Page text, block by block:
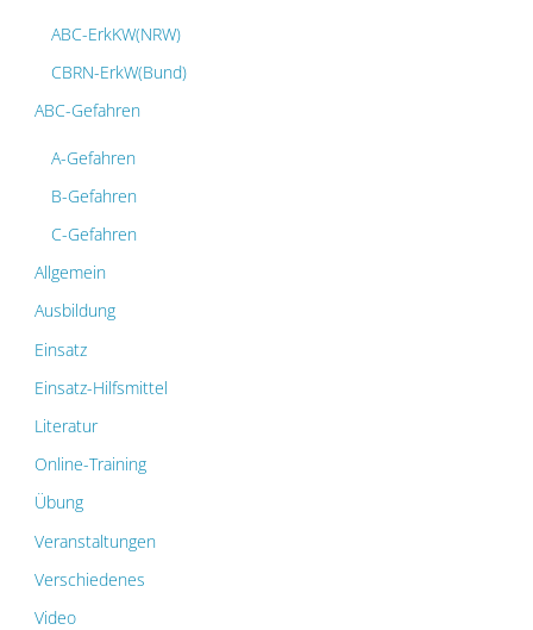
ABC-ErkKW(NRW)
CBRN-ErkW(Bund)
ABC-Gefahren
A-Gefahren
B-Gefahren
C-Gefahren
Allgemein
Ausbildung
Einsatz
Einsatz-Hilfsmittel
Literatur
Online-Training
Übung
Veranstaltungen
Verschiedenes
Video